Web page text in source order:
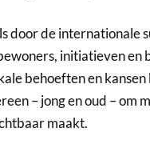
door de internationale
initiatieven en
behoeften en
– jong en oud – om
maakt.